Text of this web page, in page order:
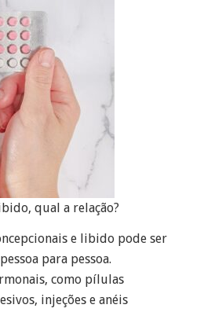
qual a relação?
e libido pode ser
para pessoa.
como pílulas
injeções e anéis